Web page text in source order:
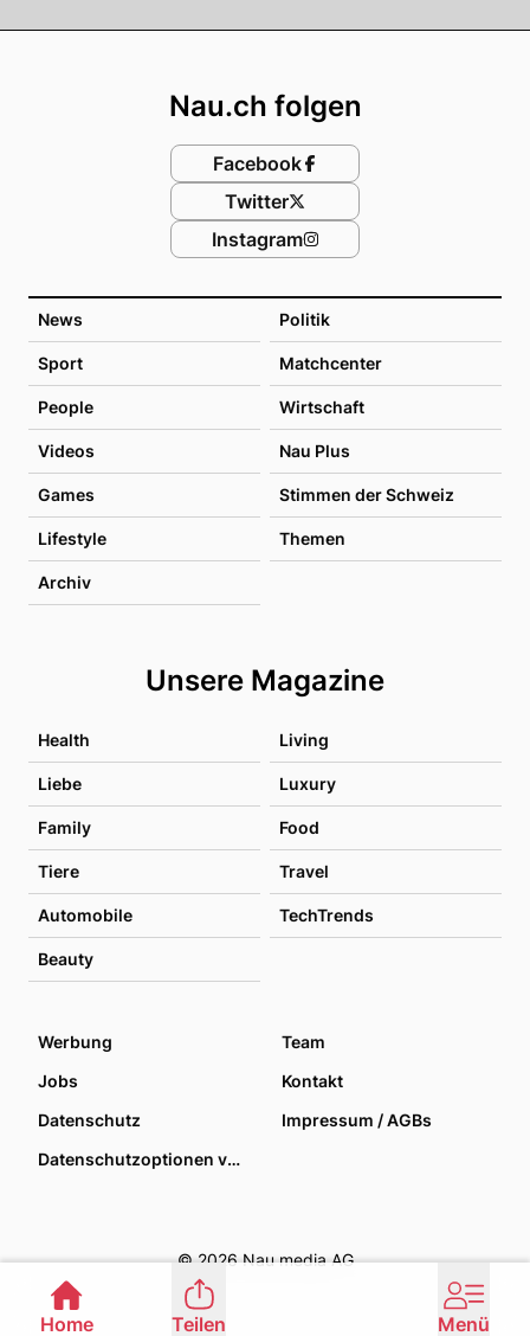
News Politik
Sport Matchcenter
People Wirtschaft
Videos Nau Plus
Games Stimmen der Schweiz
Lifestyle Themen
Archiv
Unsere Magazine
Health Living
Liebe Luxury
Family Food
Tiere Travel
Automobile TechTrends
Beauty
Nau.ch folgen
Facebook
Twitter
Instagram
Werbung
Team
Jobs
Kontakt
Datenschutz
Impressum / AGBs
Datenschutzoptionen verwalten
© 2026 Nau media AG
Home Teilen Menü